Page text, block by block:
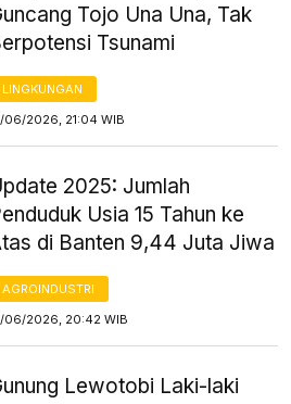
Tojo Una Una, Tak
Tsunami
LINGKUNGAN
06/2026, 21:04 WIB
2025: Jumlah
Usia 15 Tahun ke
di Banten 9,44 Juta Jiwa
AGROINDUSTRI
06/2026, 20:42 WIB
Lewotobi Laki-laki